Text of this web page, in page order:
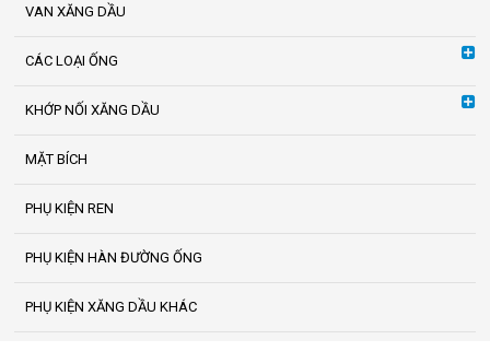
VAN XĂNG DẦU
CÁC LOẠI ỐNG
KHỚP NỐI XĂNG DẦU
MẶT BÍCH
PHỤ KIỆN REN
PHỤ KIỆN HÀN ĐƯỜNG ỐNG
PHỤ KIỆN XĂNG DẦU KHÁC